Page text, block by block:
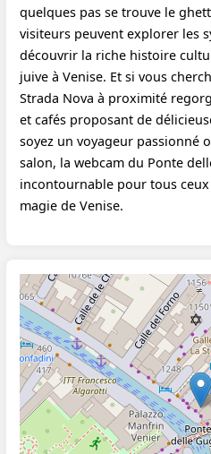
quelques pas se trouve le
visiteurs peuvent explorer les
découvrir la riche histoire
juive à Venise. Et si vous
Strada Nova à proximité
et cafés proposant de
soyez un voyageur passionné
salon, la webcam du Ponte
incontournable pour tous
magie de Venise.